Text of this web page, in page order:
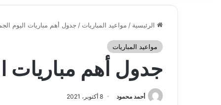
الرئيسية / مواعيد المباريات / جدول أهم مباريات اليوم الجمعة 8-10-
مواعيد المباريات
جدول أهم مباريات اليوم
أحمد محمود 8 أكتوبر، 2021